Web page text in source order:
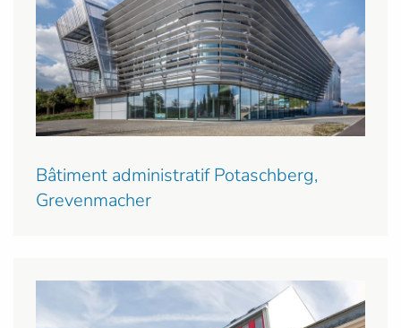
Bâtiment administratif Potaschberg,
Grevenmacher